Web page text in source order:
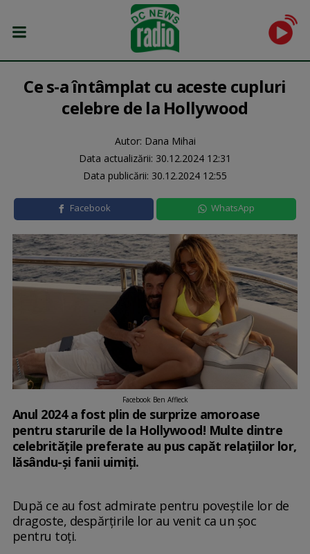
Ce s-a întâmplat cu aceste cupluri
celebre de la Hollywood
Autor: Dana Mihai
Data actualizării: 30.12.2024 12:31
Data publicării: 30.12.2024 12:55
Facebook WhatsApp
Facebook Ben Affleck
Anul 2024 a fost plin de surprize amoroase
pentru starurile de la Hollywood! Multe dintre
celebritățile preferate au pus capăt relațiilor lor,
lăsându-și fanii uimiți.
După ce au fost admirate pentru poveștile lor de
dragoste, despărțirile lor au venit ca un șoc
pentru toți.